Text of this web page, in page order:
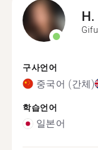
H.
Gifu
구사언어
중국어 (간체)
학습언어
일본어